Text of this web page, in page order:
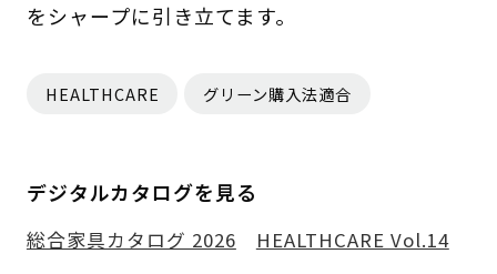
をシャープに引き立てます。
HEALTHCARE グリーン購入法適合
デジタルカタログを見る
総合家具カタログ 2026 HEALTHCARE Vol.14